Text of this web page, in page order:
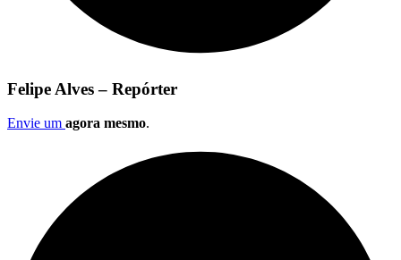
Felipe Alves – Repórter
Envie um agora mesmo.